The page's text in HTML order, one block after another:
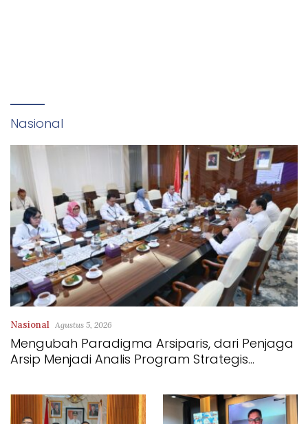
Nasional
Nasional Agustus 5, 2026
Mengubah Paradigma Arsiparis, dari Penjaga
Arsip Menjadi Analis Program Strategis